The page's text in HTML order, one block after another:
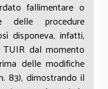
contrattuale
o altra
precisa che gli
del debito si
tra le parti
preventivo
fallimentare o
delle procedure
disponeva, infatti,
dal momento
delle modifiche
83), dimostrando il